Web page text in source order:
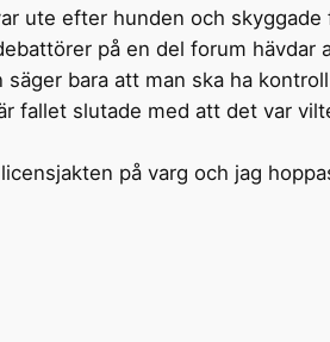
ute efter hunden och skyggade
på en del forum hävdar
bara att man ska ha
fallet slutade med att det var
på varg och jag